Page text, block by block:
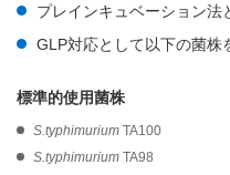
プレインキュベーション法
GLP対応として以下の菌株
標準的使用菌株
S.typhimurium TA100
S.typhimurium TA98